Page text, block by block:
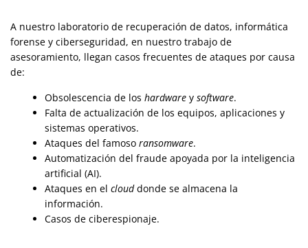
A nuestro laboratorio de recuperación de datos, informática
forense y ciberseguridad, en nuestro trabajo de
asesoramiento, llegan casos frecuentes de ataques por causa
de:
Obsolescencia de los hardware y software.
Falta de actualización de los equipos, aplicaciones y
sistemas operativos.
Ataques del famoso ransomware.
Automatización del fraude apoyada por la inteligencia
artificial (AI).
Ataques en el clouddonde se almacena la
información.
Casos de ciberespionaje.